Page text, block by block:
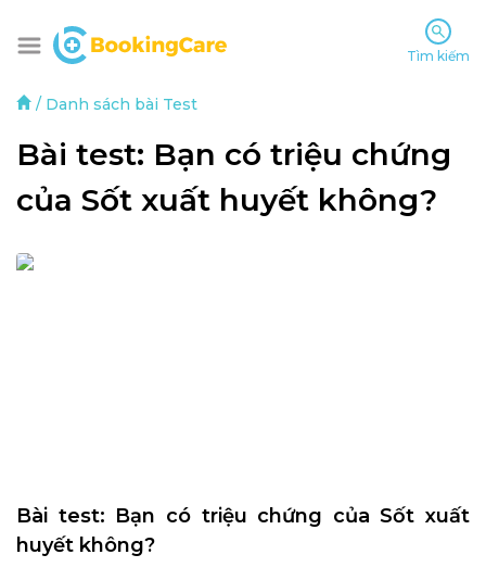
Tìm kiếm
/ Danh sách bài Test
Bài test: Bạn có triệu chứng
của Sốt xuất huyết không?
Bài test: Bạn có triệu chứng của Sốt xuất
huyết không?